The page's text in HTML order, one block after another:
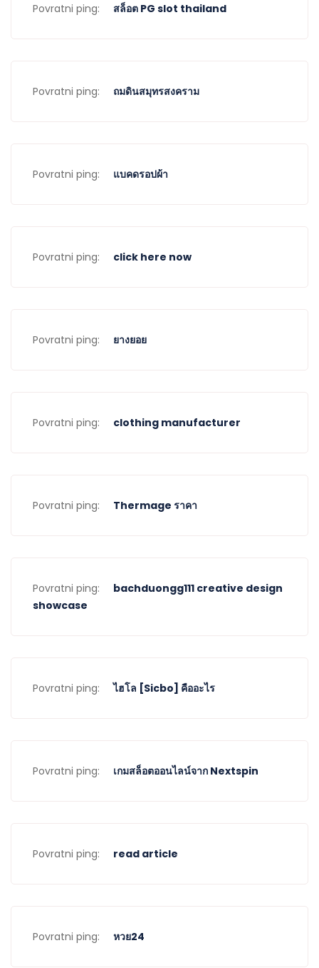
Povratni ping: สล็อต PG slot thailand
Povratni ping: ถมดินสมุทรสงคราม
Povratni ping: แบคดรอปผ้า
Povratni ping: click here now
Povratni ping: ยางยอย
Povratni ping: clothing manufacturer
Povratni ping: Thermage ราคา
Povratni ping:
bachduongg111 creative design
showcase
Povratni ping: ไฮโล [Sicbo] คืออะไร
Povratni ping: เกมสล็อตออนไลน์จาก Nextspin
Povratni ping: read article
Povratni ping: หวย24